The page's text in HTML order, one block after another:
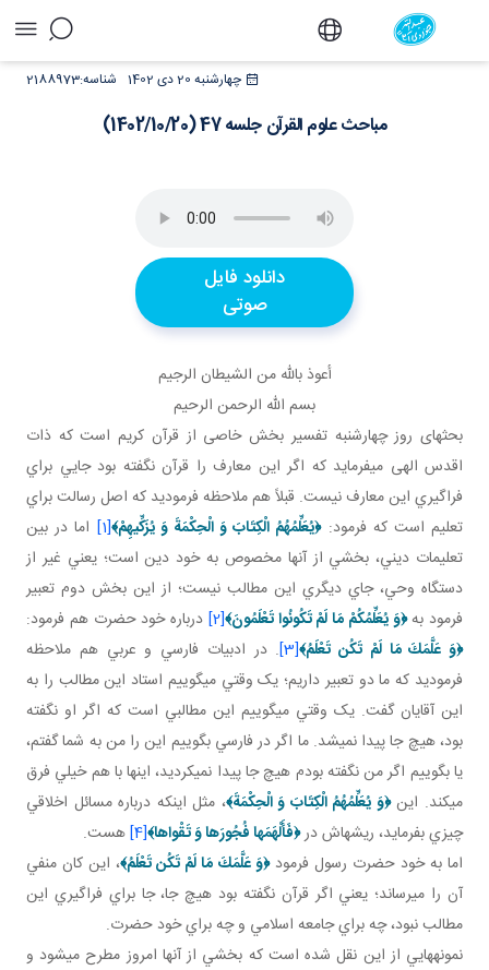
مباحث علوم القرآن جلسه 47 (1402/10/20) - دفترچهارشنبه 20 دی 1402 2188973شناسه:
مباحث علوم القرآن جلسه 47 (1402/10/20)
دانلود فایل
صوتی
أعوذ بالله من الشيطان الرجيم
بسم الله الرحمن الرحيم
بحث­های روز چهارشنبه تفسير بخش خاصی از قرآن کريم است که ذات
اقدس الهی می­فرمايد که اگر اين معارف را قرآن نگفته بود جايي براي
فراگيري اين معارف نيست. قبلاً هم ملاحظه فرموديد که اصل رسالت براي
تعليم است که فرمود:﴿يُعَلِّمُهُمُ الْكِتَابَ وَ الْحِكْمَةَ وَ يُزَكِّيهِمْ﴾[1]
اما در بين
تعليمات ديني، بخشي از آنها مخصوص به خود دين است؛ يعني غير از
دستگاه وحي، جاي ديگري اين مطالب نيست؛ از اين بخش دوم تعبير
فرمود به﴿وَ يُعَلِّمُكُمْ مَا لَمْ تَكُونُوا تَعْلَمُونَ﴾[2]
درباره خود حضرت هم فرمود:
﴿وَ عَلَّمَكَ مَا لَمْ تَكُن تَعْلَمُ﴾[3] . در ادبيات فارسي و عربي هم ملاحظه
فرموديد که ما دو تعبير داريم؛ يک وقتي مي گوييم استاد اين مطالب را به
اين آقايان گفت. يک وقتي مي گوييم اين مطالبي است که اگر او نگفته
بود، هيچ جا پيدا نمي شد. ما اگر در فارسي بگوييم اين را من به شما گفتم،
يا بگوييم اگر من نگفته بودم هيچ جا پيدا نمي کرديد، اين­ها با هم خيلي فرق
مي کند. اين﴿وَ يُعَلِّمُهُمُ الْكِتَابَ وَ الْحِكْمَةَ﴾، مثل اينکه درباره مسائل اخلاقي
چيزي بفرمايد، ريشه اش در﴿فَأَلْهَمَها فُجُورَها وَ تَقْواها﴾[4]
هست.
اما به خود حضرت رسول فرمود﴿وَ عَلَّمَكَ مَا لَمْ تَكُن تَعْلَمُ﴾، اين کان منفي
آن را مي رساند؛ يعني اگر قرآن نگفته بود هيچ جا، جا براي فراگيري اين
مطالب نبود، چه براي جامعه اسلامي و چه براي خود حضرت.
نمونه هايي از اين نقل شده است که بخشي از آنها امروز مطرح مي شود و